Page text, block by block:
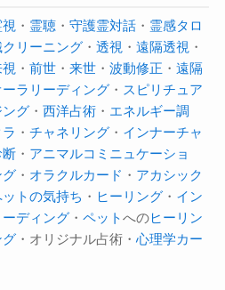
・ 霊聴・ 守護霊対話・ 霊感タロ
リーニング・ 透視 ・ 遠隔透視 ・
・ 前世・ 来世・ 波動修正 ・ 遠隔
ーラ リーディング・ スピリチュア
ング・ 西洋占術・ エネルギー調
・ チャネリング・ インナーチャ
断・ アニマルコミニュケーショ
グ・ オラクルカード ・ アカシック
トの気持ち ・ ヒーリング・ イン
ーディング・ ペットへのヒーリン
グ・オリジナル占術・ 心理学カー